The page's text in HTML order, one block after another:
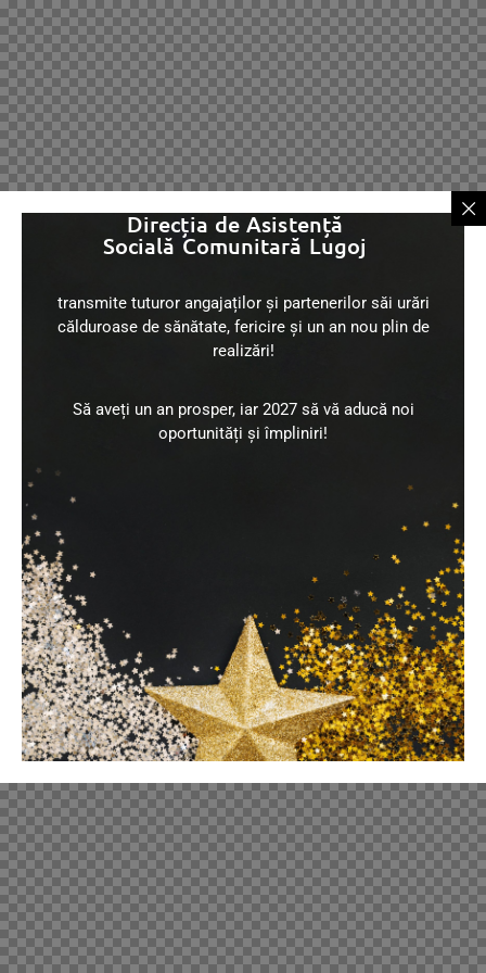
Direcția de Asistență
Socială Comunitară Lugoj
transmite tuturor angajaților și partenerilor săi urări
călduroase de sănătate, fericire și un an nou plin de
realizări!
Să aveți un an prosper, iar 2027 să vă aducă noi
oportunități și împliniri!